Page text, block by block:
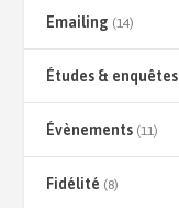
Emailing (14)
Études & enquêtes
Évènements (11)
Fidélité (8)